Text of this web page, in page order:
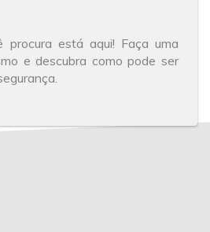
procura está aqui! Faça uma
e descubra como pode ser